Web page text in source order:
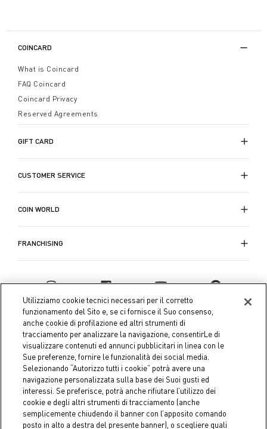
COINCARD
What is Coincard
FAQ Coincard
Coincard Privacy
Reserved Agreements
GIFT CARD
CUSTOMER SERVICE
COIN WORLD
FRANCHISING
Coin S.p.A. Tax code / VAT number 04391480276, share capital
€ 10.000.000,00 fully paid up
Utilizziamo cookie tecnici necessari per il corretto
funzionamento del Sito e, se ci fornisce il Suo consenso,
anche cookie di profilazione ed altri strumenti di
tracciamento per analizzare la navigazione, consentirLe di
visualizzare contenuti ed annunci pubblicitari in linea con le
Sue preferenze, fornire le funzionalità dei social media.
Selezionando “Autorizzo tutti i cookie” potrà avere una
navigazione personalizzata sulla base dei Suoi gusti ed
interessi. Se preferisce, potrà anche rifiutare l’utilizzo dei
cookie e degli altri strumenti di tracciamento (anche
semplicemente chiudendo il banner con l’apposito comando
posto in alto a destra del presente banner), o scegliere quali